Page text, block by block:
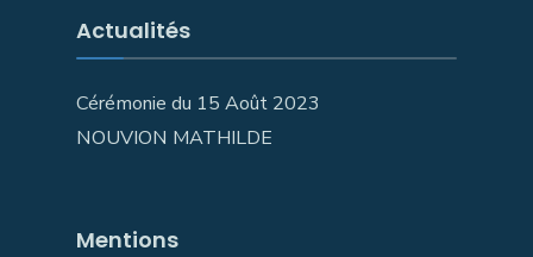
Actualités
Cérémonie du 15 Août 2023
NOUVION MATHILDE
Mentions